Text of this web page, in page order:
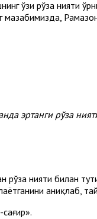
ўзи рўза нияти
эртанги рўза
рўза нияти билан
аниқлаб,